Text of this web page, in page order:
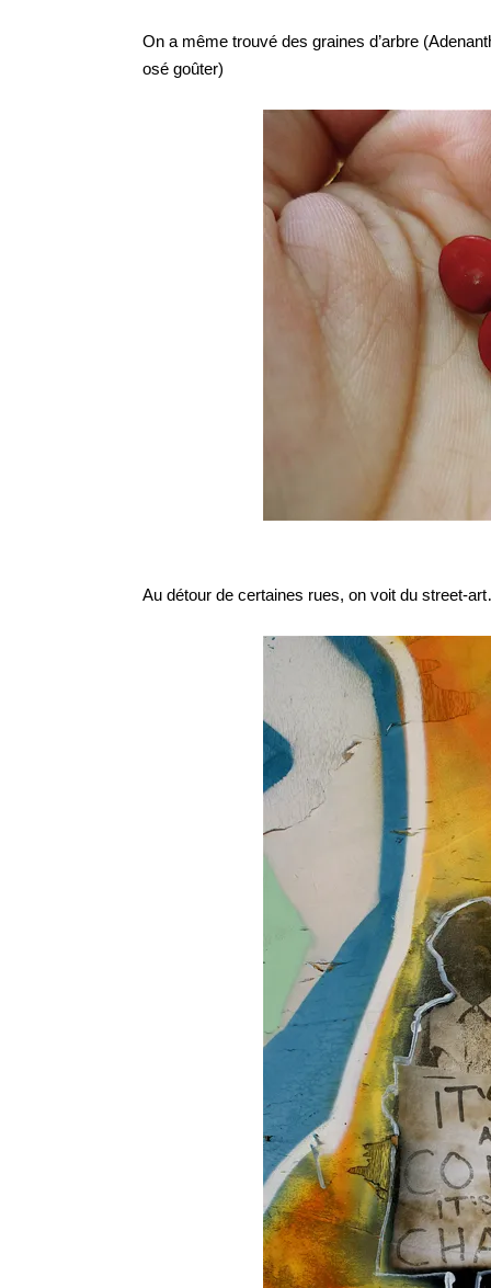
On a même trouvé des graines d’arbre
osé goûter)
Au détour de certaines rues, on voit du street-